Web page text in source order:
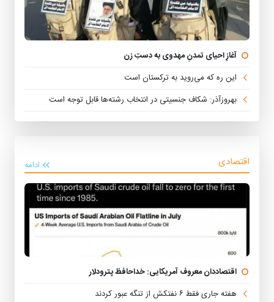
آغازِ احیای تمدنِ مهدوی به دستِ زن
این ره که می‌روید به ترکستان است
بهروزآذر: شکاف جنسیتی در انتخاب رشته‌ها قابل توجه است
اقتصادی ادامه
اقتصاددان معروف آمریکایی: خداحافظ پترودلار
هفته جاری فقط ۶ نفتکش از تنگه عبور کردند